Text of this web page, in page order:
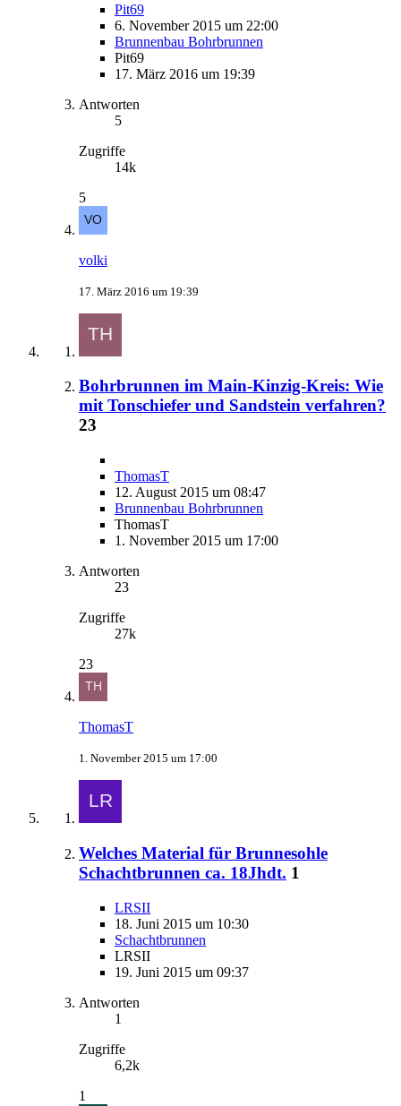
Pit69
6. November 2015 um 22:00
Brunnenbau Bohrbrunnen
Pit69
17. März 2016 um 19:39
Antworten
5
Zugriffe
14k
5
volki
17. März 2016 um 19:39
Bohrbrunnen im Main-Kinzig-Kreis: Wie
mit Tonschiefer und Sandstein verfahren?
23
ThomasT
12. August 2015 um 08:47
Brunnenbau Bohrbrunnen
ThomasT
1. November 2015 um 17:00
Antworten
23
Zugriffe
27k
23
ThomasT
1. November 2015 um 17:00
Welches Material für Brunnesohle
Schachtbrunnen ca. 18Jhdt. 1
LRSII
18. Juni 2015 um 10:30
Schachtbrunnen
LRSII
19. Juni 2015 um 09:37
Antworten
1
Zugriffe
6,2k
1